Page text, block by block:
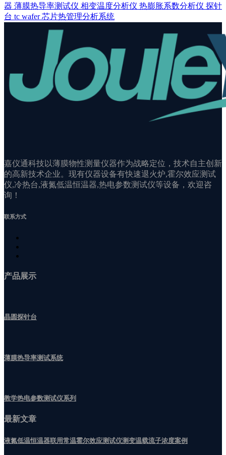
器 薄膜热导率测试仪 相变温度分析仪 热膨胀系数分析仪 探针
台 tc wafer芯片热管理分析系统
嘉仪通科技以薄膜物性测量仪器作为战略定位，技术自主创新
的高新技术企业。现有仪器设备有快速退火炉,霍尔效应测试
仪,冷热台,液氮低温恒温器,热电参数测试仪等设备，欢迎咨
询！
联系方式
产品展示
晶圆探针台
薄膜热导率测试系统
教学热电参数测试仪系列
最新文章
液氮低温恒温器联用常温霍尔效应测试仪测变温载流子浓度案例